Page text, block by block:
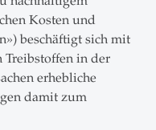
Kosten und
beschäftigt sich mit
Treibstoffen in der
erhebliche
damit zum